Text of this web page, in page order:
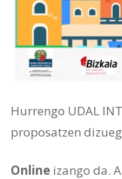
Hurrengo UDAL
proposatzen
Online izango da.